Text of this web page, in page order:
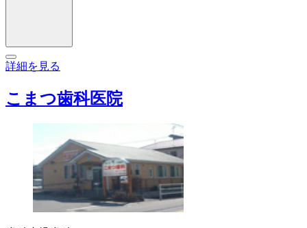
詳細を見る
こまつ歯科医院